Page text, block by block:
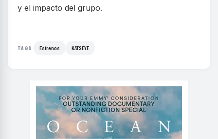
y el impacto del grupo.
TAGS Estrenos KATSEYE